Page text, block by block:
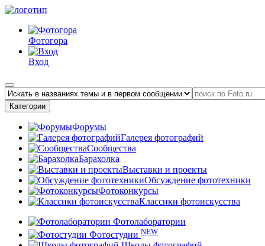
Фотогора
Вход
Категории
Форумы
Галерея фотографий
Сообщества
Барахолка
Выставки и проекты
Обсуждение фототехники
Фотоконкурсы
Классики фотоискусства
Фотолаборатории
Фотостудии NEW